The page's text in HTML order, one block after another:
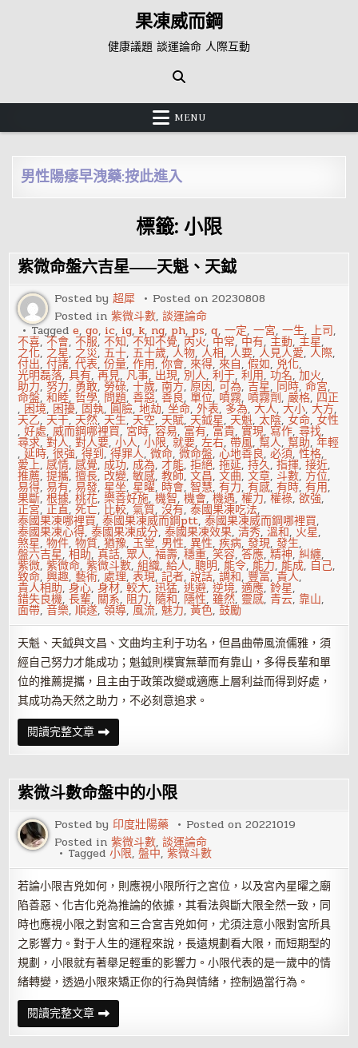
果凍威而鋼
健康議題 談運論命 人際互動
MENU
男性陽痿早洩藥:按此進入
標籤: 小限
紫微命盤六吉星——天魁、天鉞
Posted by超犀 Posted on20230808
Posted in紫微斗數,談運論命
Taggede,go, ic, ig, k, ng, ph, ps,q,一定,一宮,一生,上司,
不喜,不會,不服,不知,不知不覺, 丙火, 中常, 中有,主動,主星,
之化, 之星, 之災,五十,五十歲,人物,人相,人要,人見人愛,人際,
付出,付諸,代表,份量,作用,你會,來得,來自,假如, 兇化,
光明磊落,具有,再見,凡事, 出現, 別人,利于,利用,功名,加火,
助力,努力, 勇敢,勞碌,十歲,南方,原因,可為,吉星, 同時,命宮,
命盤,和睦,哲學, 問題,善惡,善良,單位, 噴霧, 噴霧劑,嚴格, 四正
, 困境, 困擾, 固執, 圓臉,地劫,坐命,外表, 多為,大人,大小,大方,
天乙, 天干, 天然, 天生, 天空, 天賦, 天鉞星, 天魁,太陰,女命,女性
,好處,威而鋼哪裡買, 宮時,容易, 富有, 富貴,實現,寫作,尋找,
尋求,對人,對人要,小人,小限,就要,左右,帶風,幫人,幫助,年輕
,延時,很強,得到,得罪人,微命,微命盤,心地善良,必須,性格,
愛上,感情,感覺, 成功, 成為,才能,拒絕,拖延,持久,指揮,接近,
推薦,提攜,擅長, 改變,敏感,教師,文昌,文曲,文章,斗數, 方位,
易得,易有,易發, 星坐, 星曜, 時會,智慧,有力,有感,有時,有用,
果斷,根據,桃花,樂善好施,機智,機會,機遇,權力,權祿,欲強,
正宮,正直,死亡, 比較,氣質,沒有,泰國果凍吃法,
泰國果凍哪裡買,泰國果凍威而鋼ptt,泰國果凍威而鋼哪裡買,
泰國果凍心得,泰國果凍成分,泰國果凍效果,清秀,溫和, 火星,
煞星,物件,物質,猶豫,玉堂, 男性,異性,疾病,發現,發生,
盤六吉星,相助,真話,眾人,福壽,穩重,笑容,答應,精神, 糾纏,
紫微,紫微命,紫微斗數,組織,給人,聰明, 能令, 能力, 能成, 自己,
致命,興趣,藝術,處理,表現,記者,說話,調和, 豐富,貴人,
貴人相助,身心,身材,較大,迅猛,逃避,逆境,適應,鈴星,
錯失良機,長輩, 關系, 阻力, 隨和, 隱性,雖然, 靈感,青云,靠山,
面帶,音樂,順遂,領導, 風流, 魅力,黃色,鼓勵
天魁、天鉞與文昌、文曲均主利于功名，但昌曲帶風流儒雅，須
經自己努力才能成功；魁鉞則樸實無華而有靠山，多得長輩和單
位的推薦提攜，且主由于政策改變或適應上層利益而得到好處，
其成功為天然之助力，不必刻意追求。
閱讀完整文章紫
微
命
六
吉
星
——
天
魁、
天
鉞
紫微斗數命盤中的小限
Posted by 印度壯陽藥 Posted on20221019
Posted in紫微斗數,談運論命
Tagged小限,盤中,紫微斗數
若論小限吉兇如何，則應視小限所行之宮位，以及宮內星曜之廟
陷善惡、化吉化兇為推論的依據，其看法與斷大限全然一致，同
時也應視小限之對宮和三合宮吉兇如何，尤須注意小限對宮所具
之影響力。對于人生的運程來說，長遠規劃看大限，而短期型的
規劃，小限就有著舉足輕重的影響力。小限代表的是一歲中的情
緒轉變，透過小限來矯正你的行為與情緒，控制過當行為。
閱讀完整文章紫
微
斗